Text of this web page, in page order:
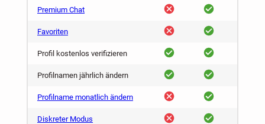
Premium Chat nein ja
Favoriten nein ja
Profil kostenlos verifizieren ja ja
Profilnamen jährlich ändern ja ja
Profilname monatlich ändern nein ja
Diskreter Modus nein ja